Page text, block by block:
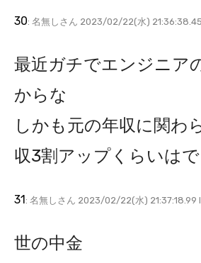
30: 名無しさん 2023/02/22(水)
最近ガチでエンジニア
からな
しかも元の年収に関わ
収3割アップくらいは
31: 名無しさん 2023/02/22(水) 21:37:18.99
世の中金